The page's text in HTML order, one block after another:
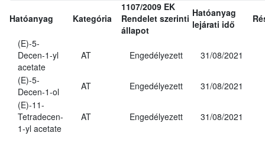
Hatóanyag Kategória
1107/2009 EK
Rendelet szerinti
állapot
Hatóanyag
lejárati idő
(E)-5-
Decen-1-yl
acetate
AT Engedélyezett 31/08/2021
(E)-5-
Decen-1-ol
AT Engedélyezett
31/08/2021
(E)-11-
Tetradecen-
1-yl acetate
AT Engedélyezett 31/08/2021